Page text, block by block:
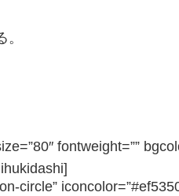
fontweight=””
circle”